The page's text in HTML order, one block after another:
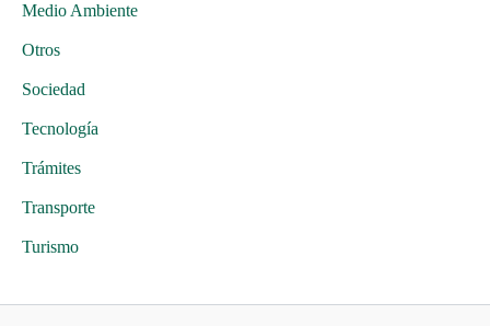
Medio Ambiente
Otros
Sociedad
Tecnología
Trámites
Transporte
Turismo